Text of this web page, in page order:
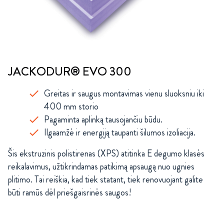
JACKODUR® EVO 300
Greitas ir saugus montavimas vienu sluoksniu iki
400 mm storio
Pagaminta aplinką tausojančiu būdu.
Ilgaamžė ir energiją taupanti šilumos izoliacija.
Šis ekstruzinis polistirenas (XPS) atitinka E degumo klasės
reikalavimus, užtikrindamas patikimą apsaugą nuo ugnies
plitimo. Tai reiškia, kad tiek statant, tiek renovuojant galite
būti ramūs dėl priešgaisrinės saugos!